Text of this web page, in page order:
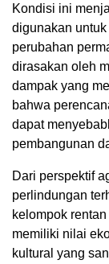
Kondisi ini
digunakan
perubahan
dirasakan oleh
dampak yang
bahwa
dapat
pembangunan
Dari perspektif
perlindungan
kelompok
memiliki nilai
kultural yang